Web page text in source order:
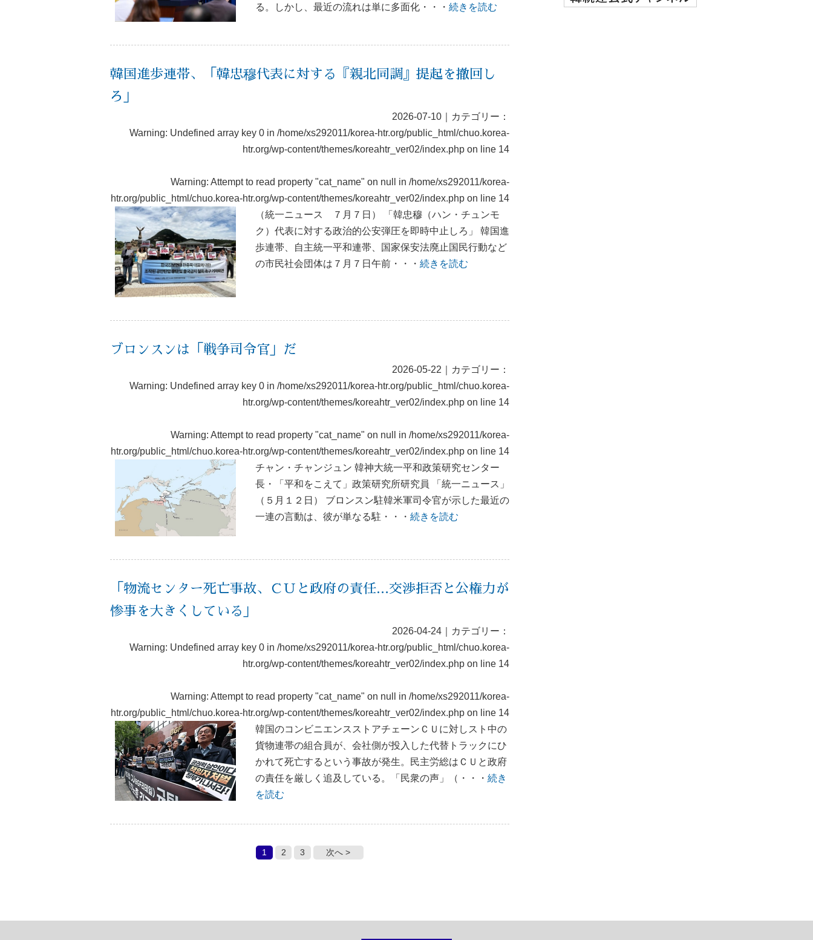
る。しかし、最近の流れは単に多面化・・・ 続きを読む
韓国進歩連帯、「韓忠穆代表に対する『親北同調』提起を撤回し
ろ」
2026-07-10｜カテゴリー：
Warning: Undefined array key 0 in /home/xs292011/korea-htr.org/public_html/chuo.korea-
htr.org/wp-content/themes/koreahtr_ver02/index.php on line 14
Warning: Attempt to read property "cat_name" on null in /home/xs292011/korea-
htr.org/public_html/chuo.korea-htr.org/wp-content/themes/koreahtr_ver02/index.php on line 14
（統一ニュース ７月７日） 「韓忠穆（ハン・チュンモ
ク）代表に対する政治的公安弾圧を即時中止しろ」 韓国進
歩連帯、自主統一平和連帯、国家保安法廃止国民行動など
の市民社会団体は７月７日午前・・・ 続きを読む
ブロンスンは「戦争司令官」だ
2026-05-22｜カテゴリー：
Warning: Undefined array key 0 in /home/xs292011/korea-htr.org/public_html/chuo.korea-
htr.org/wp-content/themes/koreahtr_ver02/index.php on line 14
Warning: Attempt to read property "cat_name" on null in /home/xs292011/korea-
htr.org/public_html/chuo.korea-htr.org/wp-content/themes/koreahtr_ver02/index.php on line 14
チャン・チャンジュン 韓神大統一平和政策研究センター
長・「平和をこえて」政策研究所研究員 「統一ニュース」
（５月１２日） ブロンスン駐韓米軍司令官が示した最近の
一連の言動は、彼が単なる駐・・・ 続きを読む
「物流センター死亡事故、ＣＵと政府の責任…交渉拒否と公権力が
惨事を大きくしている」
2026-04-24｜カテゴリー：
Warning: Undefined array key 0 in /home/xs292011/korea-htr.org/public_html/chuo.korea-
htr.org/wp-content/themes/koreahtr_ver02/index.php on line 14
Warning: Attempt to read property "cat_name" on null in /home/xs292011/korea-
htr.org/public_html/chuo.korea-htr.org/wp-content/themes/koreahtr_ver02/index.php on line 14
韓国のコンビニエンスストアチェーンＣＵに対しスト中の
貨物連帯の組合員が、会社側が投入した代替トラックにひ
かれて死亡するという事故が発生。民主労総はＣＵと政府
の責任を厳しく追及している。「民衆の声」（・・・ 続き
を読む
1 2 3 次へ >